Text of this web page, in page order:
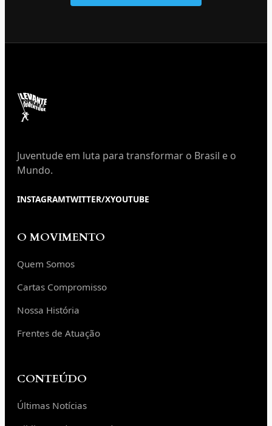
Juventude em luta para transformar o Brasil e o
Mundo.
INSTAGRAMTWITTER/XYOUTUBE
O MOVIMENTO
Quem Somos
Cartas Compromisso
Nossa História
Frentes de Atuação
CONTEÚDO
Últimas Notícias